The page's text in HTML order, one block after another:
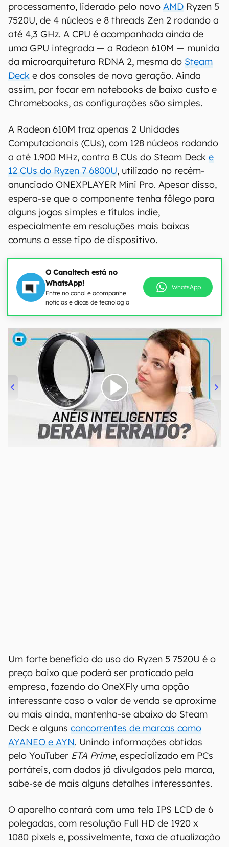
processamento, liderado pelo novo AMD Ryzen 5
7520U, de 4 núcleos e 8 threads Zen 2 rodando a
até 4,3 GHz. A CPU é acompanhada ainda de
uma GPU integrada — a Radeon 610M — munida
da microarquitetura RDNA 2, mesma do Steam
Deck e dos consoles de nova geração. Ainda
assim, por focar em notebooks de baixo custo e
Chromebooks, as configurações são simples.
A Radeon 610M traz apenas 2 Unidades
Computacionais (CUs), com 128 núcleos rodando
a até 1.900 MHz, contra 8 CUs do Steam Deck e
12 CUs do Ryzen 7 6800U, utilizado no recém-
anunciado ONEXPLAYER Mini Pro. Apesar disso,
espera-se que o componente tenha fôlego para
alguns jogos simples e títulos indie,
especialmente em resoluções mais baixas
comuns a esse tipo de dispositivo.
O Canaltech está no
WhatsApp!
Entre no canal e acompanhe
notícias e dicas de tecnologia
WhatsApp
00:00/21:11
Um forte benefício do uso do Ryzen 5 7520U é o
preço baixo que poderá ser praticado pela
empresa, fazendo do OneXFly uma opção
interessante caso o valor de venda se aproxime
ou mais ainda, mantenha-se abaixo do Steam
Deck e alguns concorrentes de marcas como
AYANEO e AYN. Unindo informações obtidas
pelo YouTuber ETA Prime, especializado em PCs
portáteis, com dados já divulgados pela marca,
sabe-se de mais alguns detalhes interessantes.
O aparelho contará com uma tela IPS LCD de 6
polegadas, com resolução Full HD de 1920 x
1080 pixels e, possivelmente, taxa de atualização